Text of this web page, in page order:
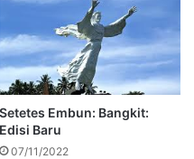
Setetes Embun: Bangkit:
Edisi Baru
07/11/2022